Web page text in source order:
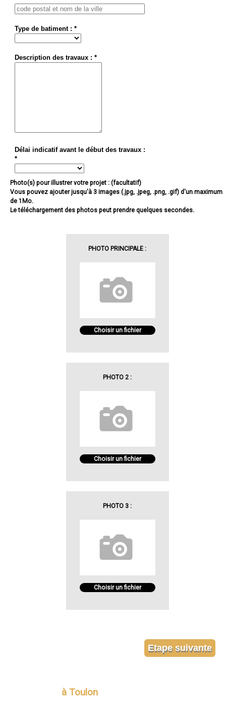
Type de batiment : *
Description des travaux : *
Délai indicatif avant le début des travaux :
*
Photo(s) pour illustrer votre projet : (facultatif)
Vous pouvez ajouter jusqu'à 3 images (.jpg, .jpeg, .png, .gif) d'un maximum
de 1Mo.
Le téléchargement des photos peut prendre quelques secondes.
PHOTO PRINCIPALE :
Choisir un fichier
PHOTO 2 :
Choisir un fichier
PHOTO 3 :
Choisir un fichier
à Toulon